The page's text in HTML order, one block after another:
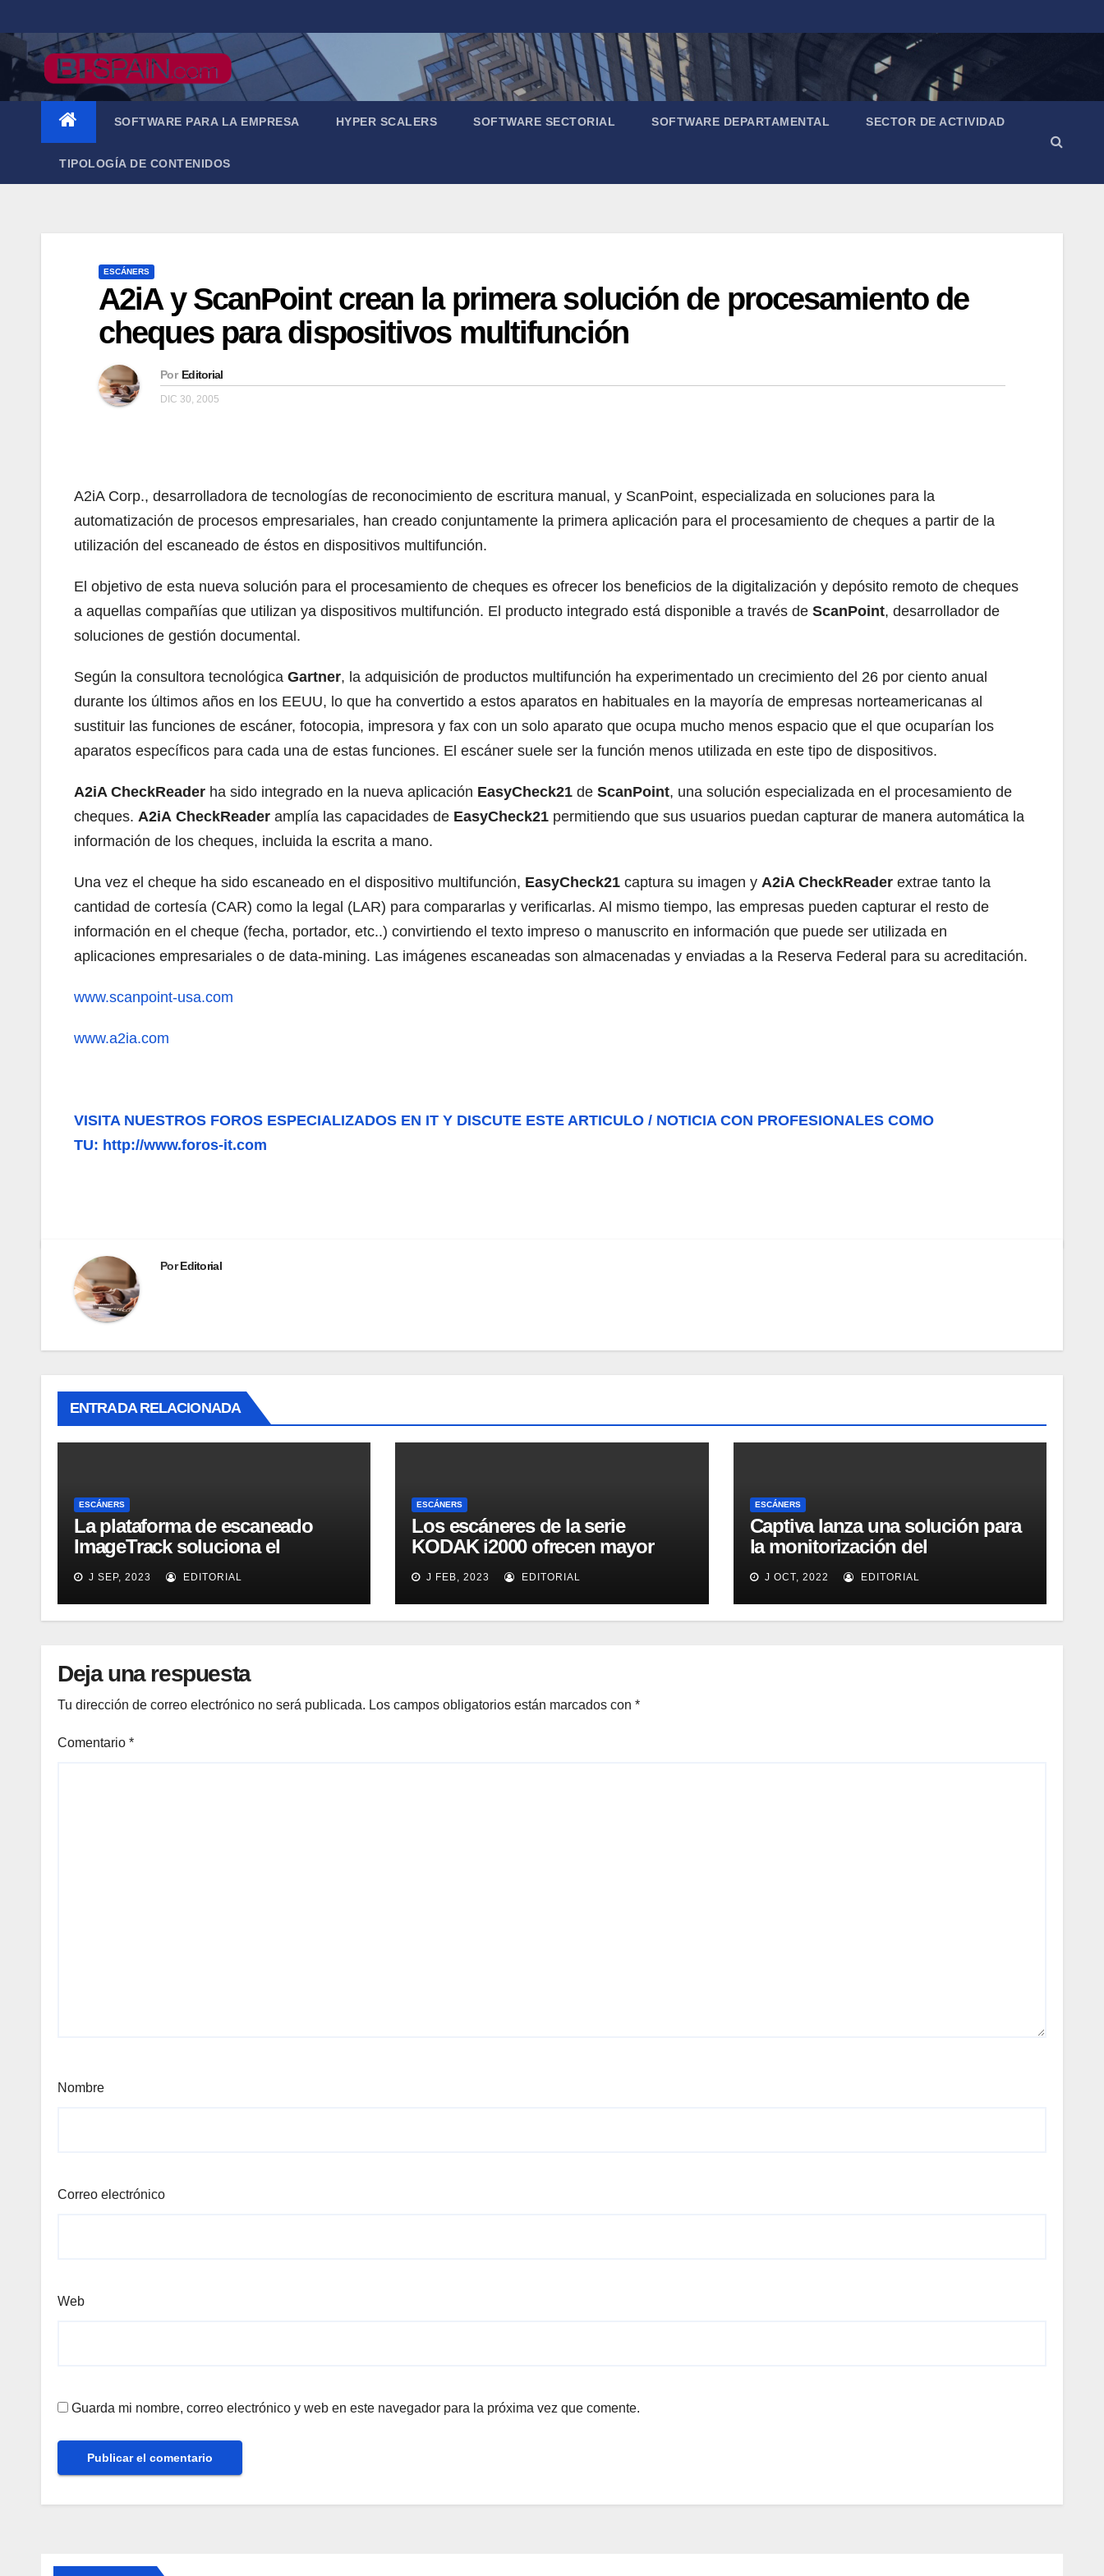
al
contenido
SOFTWARE PARA LA EMPRESA HYPER SCALERS SOFTWARE SECTORIAL SOFTWARE DEPARTAMENTAL SECTOR DE ACTIVIDAD
TIPOLOGÍA DE CONTENIDOS
ESCÁNERS
A2iA y ScanPoint crean la primera solución de procesamiento de
cheques para dispositivos multifunción
Por Editorial
DIC 30, 2005
A2iA Corp., desarrolladora de tecnologías de reconocimiento de escritura manual, y ScanPoint, especializada en soluciones para la
automatización de procesos empresariales, han creado conjuntamente la primera aplicación para el procesamiento de cheques a partir de la
utilización del escaneado de éstos en dispositivos multifunción.
El objetivo de esta nueva solución para el procesamiento de cheques es ofrecer los beneficios de la digitalización y depósito remoto de cheques
a aquellas compañías que utilizan ya dispositivos multifunción. El producto integrado está disponible a través de ScanPoint, desarrollador de
soluciones de gestión documental.
Según la consultora tecnológica Gartner, la adquisición de productos multifunción ha experimentado un crecimiento del 26 por ciento anual
durante los últimos años en los EEUU, lo que ha convertido a estos aparatos en habituales en la mayoría de empresas norteamericanas al
sustituir las funciones de escáner, fotocopia, impresora y fax con un solo aparato que ocupa mucho menos espacio que el que ocuparían los
aparatos específicos para cada una de estas funciones. El escáner suele ser la función menos utilizada en este tipo de dispositivos.
A2iA CheckReader ha sido integrado en la nueva aplicación EasyCheck21 de ScanPoint, una solución especializada en el procesamiento de
cheques. A2iA CheckReader amplía las capacidades de EasyCheck21 permitiendo que sus usuarios puedan capturar de manera automática la
información de los cheques, incluida la escrita a mano.
Una vez el cheque ha sido escaneado en el dispositivo multifunción, EasyCheck21 captura su imagen y A2iA CheckReader extrae tanto la
cantidad de cortesía (CAR) como la legal (LAR) para compararlas y verificarlas. Al mismo tiempo, las empresas pueden capturar el resto de
información en el cheque (fecha, portador, etc..) convirtiendo el texto impreso o manuscrito en información que puede ser utilizada en
aplicaciones empresariales o de data-mining. Las imágenes escaneadas son almacenadas y enviadas a la Reserva Federal para su acreditación.
www.scanpoint-usa.com
www.a2ia.com
VISITA NUESTROS FOROS ESPECIALIZADOS EN IT Y DISCUTE ESTE ARTICULO / NOTICIA CON PROFESIONALES COMO
TU: http://www.foros-it.com
PorEditorial
ENTRADA RELACIONADA
ESCÁNERS
La plataforma de escaneado
ImageTrack soluciona el
problema de costes y cuello de
botella de los laboratorios
LabOne
J SEP, 2023 EDITORIAL
ESCÁNERS
Los escáneres de la serie
KODAK i2000 ofrecen mayor
eficacia, productividad y
colaboración en la oficina
J FEB, 2023 EDITORIAL
ESCÁNERS
Captiva lanza una solución para
la monitorización del
rendimiento de sistemas de
captura y ECM
J OCT, 2022 EDITORIAL
Deja una respuesta
Tu dirección de correo electrónico no será publicada. Los campos obligatorios están marcados con *
Comentario *
Nombre
Correo electrónico
Web
Guarda mi nombre, correo electrónico y web en este navegador para la próxima vez que comente.